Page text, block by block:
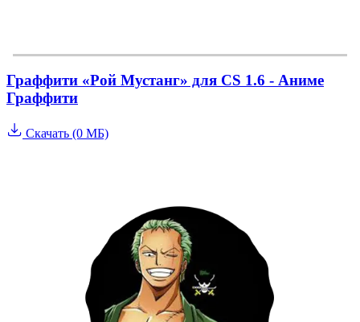
Граффити «Рой Мустанг» для CS 1.6 - Аниме
Граффити
Скачать (0 МБ)